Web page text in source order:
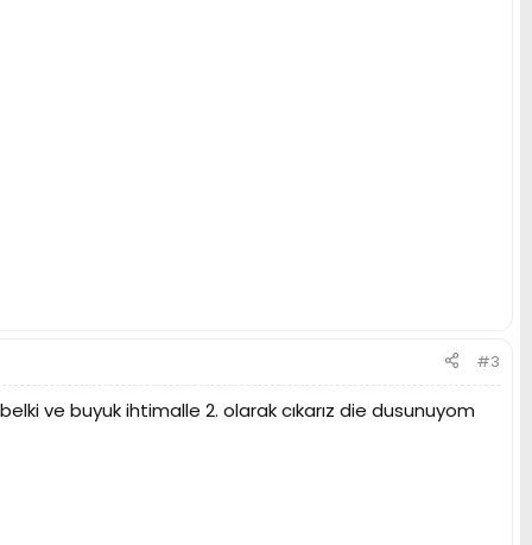
#3
ve buyuk ihtimalle 2. olarak cıkarız die dusunuyom